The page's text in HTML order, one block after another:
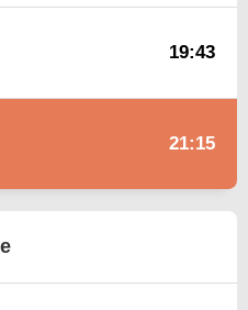
19:43
21:15